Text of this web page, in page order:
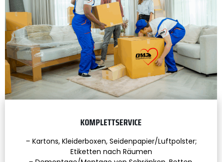
KOMPLETTSERVICE
– Kartons, Kleiderboxen, Seidenpapier/Luftpolster;
Etiketten nach Räumen